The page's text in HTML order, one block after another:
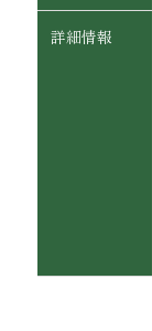
詳細情報